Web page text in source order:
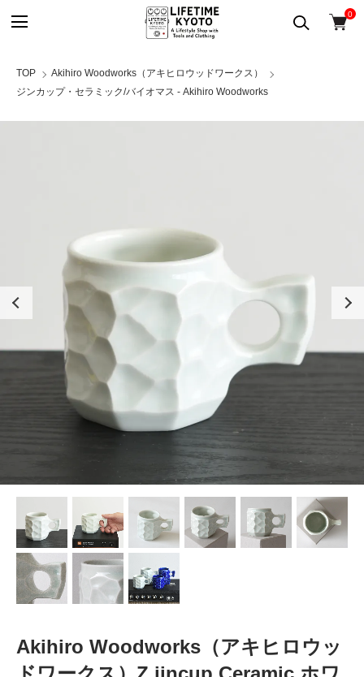
0
TOP
Akihiro Woodworks（アキヒロウッドワークス）
ジンカップ・セラミック/バイオマス - Akihiro Woodworks
Akihiro Woodworks（アキヒロウッ